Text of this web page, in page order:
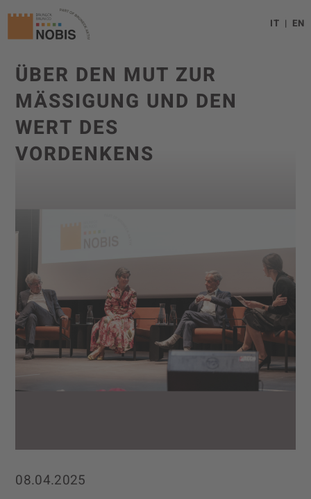
IT EN
ÜBER DEN MUT ZUR
MÄSSIGUNG UND DEN W
ERT DES V
ORDENKENS
08.04.2025